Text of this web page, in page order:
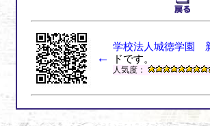
←
学校法人城徳学園
ドです。
人気度：